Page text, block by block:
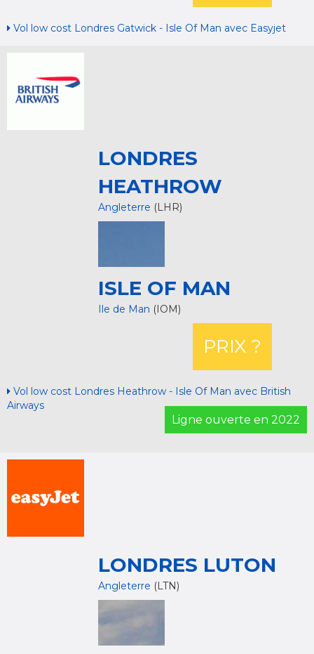
Vol low cost Londres Gatwick - Isle Of Man avec Easyjet
LONDRES
HEATHROW
Angleterre (LHR)
ISLE OF MAN
Ile de Man (IOM)
PRIX ?
Vol low cost Londres Heathrow - Isle Of Man avec British
Airways
Ligne ouverte en 2022
LONDRES LUTON
Angleterre (LTN)